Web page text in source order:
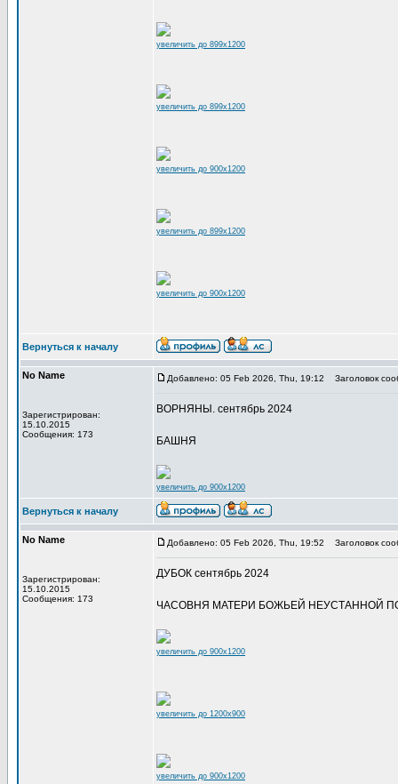
увеличить до 899x1200
увеличить до 899x1200
увеличить до 900x1200
увеличить до 899x1200
увеличить до 900x1200
Вернуться к началу
No Name
Зарегистрирован:
15.10.2015
Сообщения: 173
Добавлено: 05 Feb 2026, Thu, 19:12 Заголовок
ВОРНЯНЫ. сентябрь 2024
БАШНЯ
увеличить до 900x1200
Вернуться к началу
No Name
Зарегистрирован:
15.10.2015
Сообщения: 173
Добавлено: 05 Feb 2026, Thu, 19:52 Заголовок
ДУБОК сентябрь 2024
ЧАСОВНЯ МАТЕРИ БОЖЬЕЙ НЕУСТАННОЙ
увеличить до 900x1200
увеличить до 1200x900
увеличить до 900x1200